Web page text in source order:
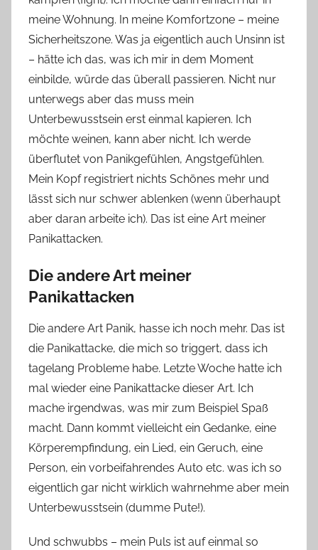
meine Wohnung. In meine Komfortzone – meine
Sicherheitszone. Was ja eigentlich auch Unsinn ist
– hätte ich das, was ich mir in dem Moment
einbilde, würde das überall passieren. Nicht nur
unterwegs aber das muss mein
Unterbewusstsein erst einmal kapieren. Ich
möchte weinen, kann aber nicht. Ich werde
überflutet von Panikgefühlen, Angstgefühlen.
Mein Kopf registriert nichts Schönes mehr und
lässt sich nur schwer ablenken (wenn überhaupt
aber daran arbeite ich). Das ist eine Art meiner
Panikattacken.
Die andere Art meiner
Panikattacken
Die andere Art Panik, hasse ich noch mehr. Das ist
die Panikattacke, die mich so triggert, dass ich
tagelang Probleme habe. Letzte Woche hatte ich
mal wieder eine Panikattacke dieser Art. Ich
mache irgendwas, was mir zum Beispiel Spaß
macht. Dann kommt vielleicht ein Gedanke, eine
Körperempfindung, ein Lied, ein Geruch, eine
Person, ein vorbeifahrendes Auto etc. was ich so
eigentlich gar nicht wirklich wahrnehme aber mein
Unterbewusstsein (dumme Pute!).
Und schwubbs – mein Puls ist auf einmal so